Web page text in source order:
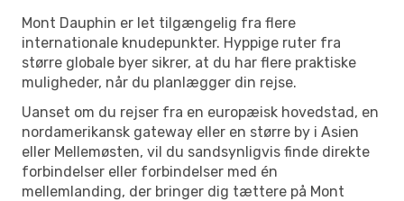
Mont Dauphin er let tilgængelig fra flere
internationale knudepunkter. Hyppige ruter fra
større globale byer sikrer, at du har flere praktiske
muligheder, når du planlægger din rejse.
Uanset om du rejser fra en europæisk hovedstad, en
nordamerikansk gateway eller en større by i Asien
eller Mellemøsten, vil du sandsynligvis finde direkte
forbindelser eller forbindelser med én
mellemlanding, der bringer dig tættere på Mont